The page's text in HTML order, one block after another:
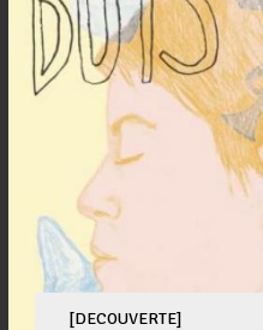
[DECOUVERTE]